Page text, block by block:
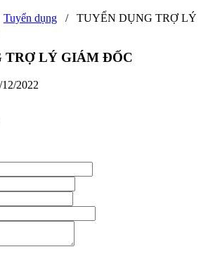
Tuyển dụng / TUYỂN DỤNG TRỢ LÝ
TRỢ LÝ GIÁM ĐỐC
2022